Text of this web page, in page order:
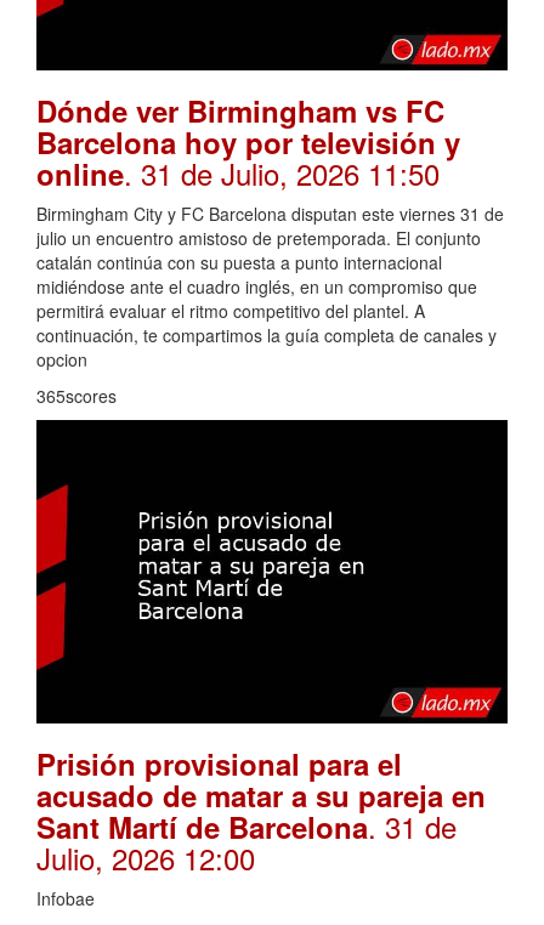
Dónde ver Birmingham vs FC
Barcelona hoy por televisión y
online. 31 de Julio, 2026 11:50
Birmingham City y FC Barcelona disputan este viernes 31 de
julio un encuentro amistoso de pretemporada. El conjunto
catalán continúa con su puesta a punto internacional
midiéndose ante el cuadro inglés, en un compromiso que
permitirá evaluar el ritmo competitivo del plantel. A
continuación, te compartimos la guía completa de canales y
opcion
365scores
Prisión provisional para el
acusado de matar a su pareja en
Sant Martí de Barcelona. 31 de
Julio, 2026 12:00
Infobae